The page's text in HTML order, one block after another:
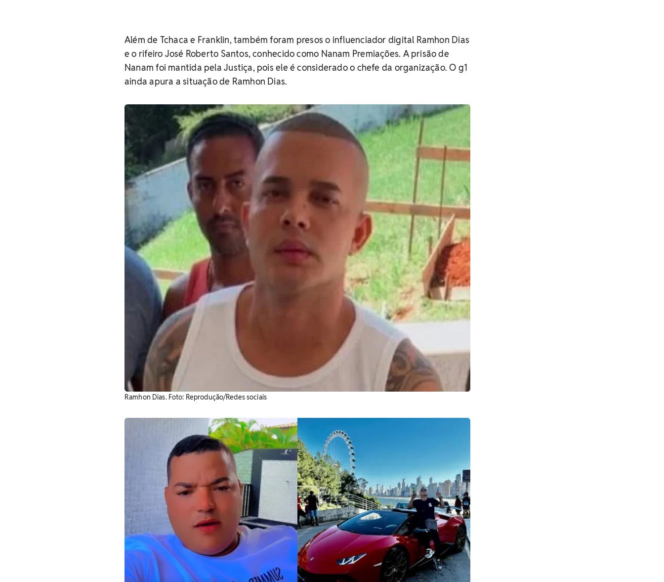
Além de Tchaca e Franklin, também foram presos o influenciador digital Ramhon Dias
e o rifeiro José Roberto Santos, conhecido como Nanam Premiações. A prisão de
Nanam foi mantida pela Justiça, pois ele é considerado o chefe da organização. O g1
ainda apura a situação de Ramhon Dias.
Ramhon Dias. ​Foto: Reprodução/Redes sociais